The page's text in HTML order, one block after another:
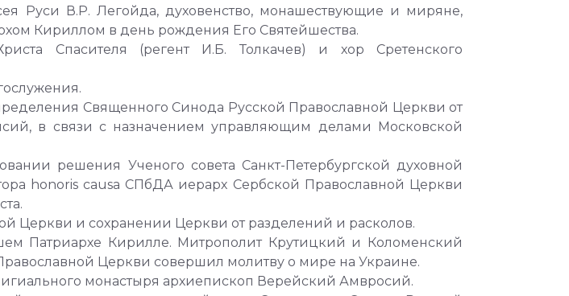
Руси В.Р. Легойда, духовенство, монашествующие и миряне,
Кириллом в день рождения Его Святейшества.
Спасителя (регент И.Б. Толкачев) и хор Сретенского
Священного Синода Русской Православной Церкви от
в связи с назначением управляющим делами Московской
решения Ученого совета Санкт-Петербургской духовной
honoris causa СПбДА иерарх Сербской Православной Церкви
Церкви и сохранении Церкви от разделений и расколов.
Патриархе Кирилле. Митрополит Крутицкий и Коломенский
Церкви совершил молитву о мире на Украине.
монастыря архиепископ Верейский Амвросий.